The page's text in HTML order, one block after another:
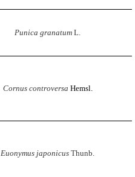
Punica granatum L.
Cornus controversa Hemsl.
Euonymus japonicus Thunb.